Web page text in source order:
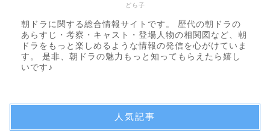
どら子
朝ドラに関する総合情報サイトです。 歴代の朝ドラの
あらすじ・考察・キャスト・登場人物の相関図など、朝
ドラをもっと楽しめるような情報の発信を心がけていま
す。 是非、朝ドラの魅力もっと知ってもらえたら嬉し
いです♪
人気記事